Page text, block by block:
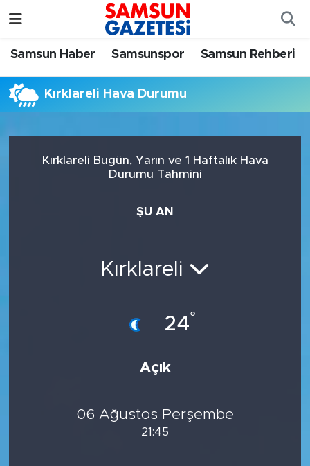
Samsun Haber Samsunspor Samsun Rehberi
Kırklareli Hava Durumu
Kırklareli Bugün, Yarın ve 1 Haftalık Hava
Durumu Tahmini
ŞU AN
Kırklareli
24°
Açık
06 Ağustos Perşembe
21:45
Samsun Haber
Samsunspor
Resmi İlanlar
Samsun Nöbetçi Eczaneler
Samsun Hava Durumu
Samsun Trafik Yoğunluk Haritası
Son Dakika Haberleri